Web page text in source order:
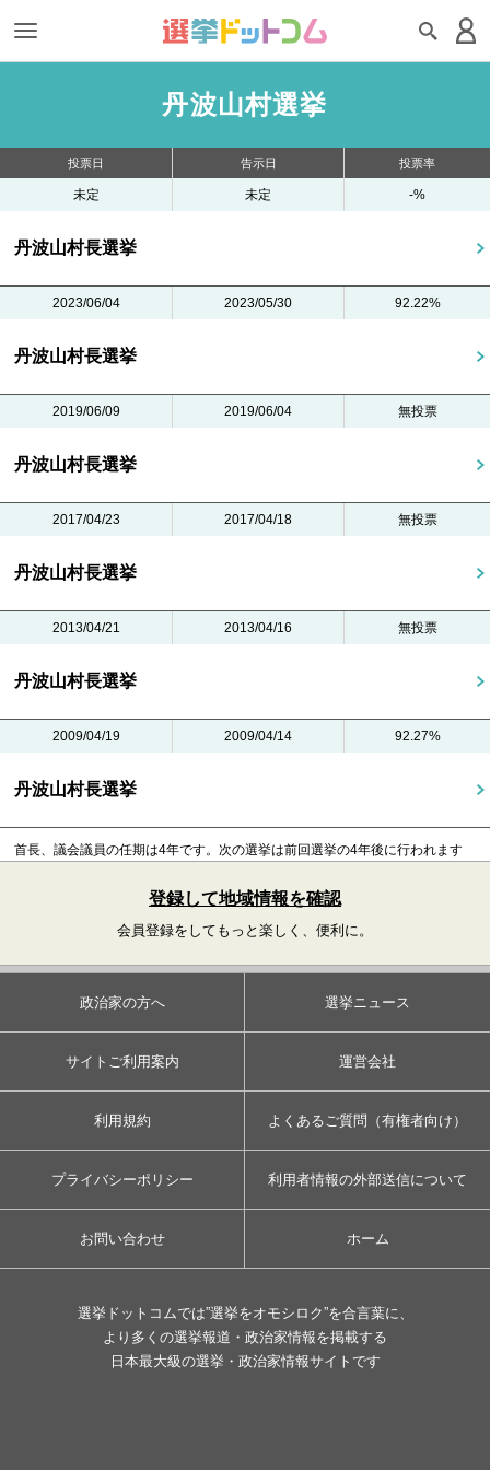
丹波山村選挙
投票日 告示日 投票率
未定 未定 -%
丹波山村長選挙
2023/06/04 2023/05/30 92.22%
丹波山村長選挙
2019/06/09 2019/06/04 無投票
丹波山村長選挙
2017/04/23 2017/04/18 無投票
丹波山村長選挙
2013/04/21 2013/04/16 無投票
丹波山村長選挙
2009/04/19 2009/04/14 92.27%
丹波山村長選挙
首長、議会議員の任期は4年です。 次の選挙は前回選挙の4年後に行われます
登録して地域情報を確認
会員登録をしてもっと楽しく、便利に。
政治家の方へ 選挙ニュース
サイトご利用案内 運営会社
利用規約 よくあるご質問（有権者向け）
プライバシーポリシー 利用者情報の外部送信について
お問い合わせ ホーム
選挙ドットコムでは”選挙をオモシロク”を合言葉に、
より多くの選挙報道・政治家情報を掲載する
日本最大級の選挙・政治家情報サイトです